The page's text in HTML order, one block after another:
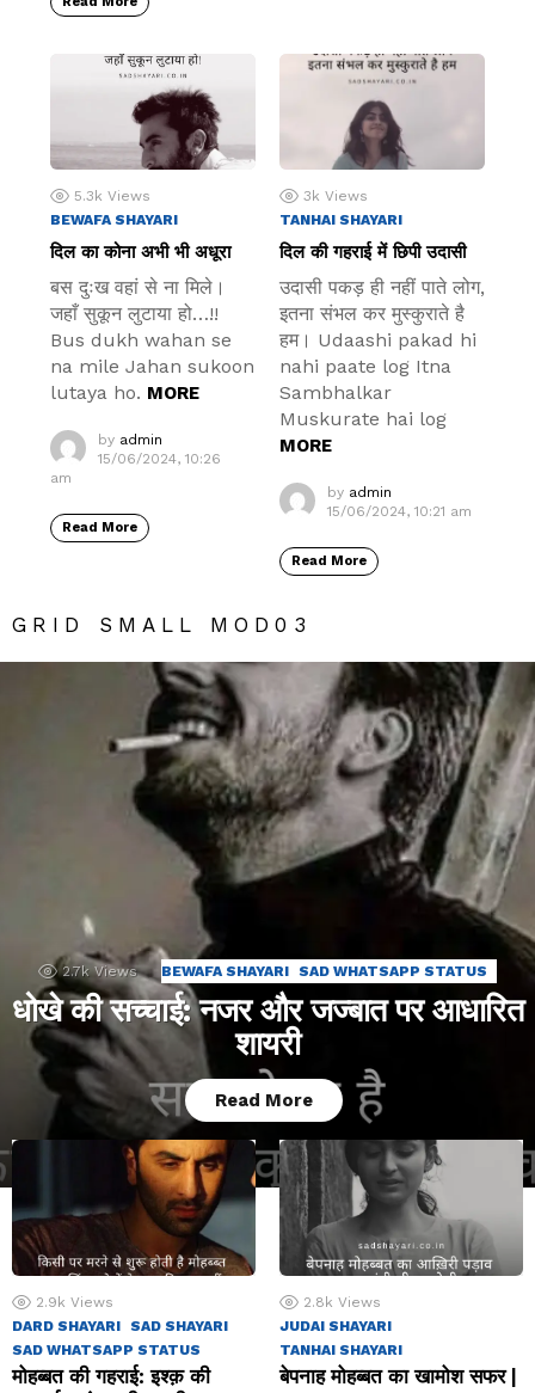
5.3k Views
BEWAFA SHAYARI
दिल का कोना अभी भी अधूरा
बस दुःख वहां से ना मिले।
जहाँ सुकून लुटाया हो…!!
Bus dukh wahan se
na mile Jahan sukoon
lutaya ho. MORE
by admin
15/06/2024, 10:26
am
Read More
3k Views
TANHAI SHAYARI
दिल की गहराई में छिपी उदासी
उदासी पकड़ ही नहीं पाते लोग,
इतना संभल कर मुस्कुराते है
हम। Udaashi pakad hi
nahi paate log Itna
Sambhalkar
Muskurate hai log
MORE
by admin
15/06/2024, 10:21 am
Read More
GRID SMALL MOD03
2.7k Views BEWAFA SHAYARI SAD WHATSAPP STATUS
धोखे की सच्चाई: नजर और जज्बात पर आधारित
शायरी
Read More
2.9k Views
DARD SHAYARI SAD SHAYARI
SAD WHATSAPP STATUS
मोहब्बत की गहराई: इश्क़ की
2.8k Views
JUDAI SHAYARI
TANHAI SHAYARI
बेपनाह मोहब्बत का खामोश सफर |